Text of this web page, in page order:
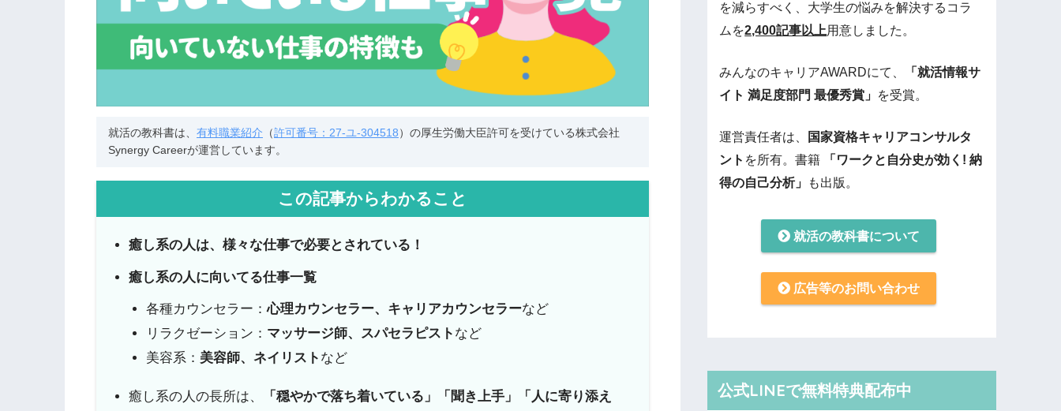
就活の教科書は、 有料職業紹介 （許可番号：27-ユ-304518 ）の厚生労働大臣許可を受けている株式会社
Synergy Careerが運営しています。
この記事からわかること
癒し系の人は、様々な仕事で必要とされている！
癒し系の人に向いてる仕事一覧
各種カウンセラー：心理カウンセラー、キャリアカウンセラーなど
リラクゼーション： マッサージ師、スパセラピスト など
美容系： 美容師、ネイリスト など
癒し系の人の長所は、
「穏やかで落ち着いている」「聞き上手」「人に寄り添え
を減らすべく、大学生の悩みを解決するコラ
ムを2,400記事以上用意しました。
みんなのキャリアAWARDにて、
「就活情報サ
イト 満足度部門 最優秀賞」 を受賞。
運営責任者は、
国家資格キャリアコンサルタ
ント を所有。書籍 「ワークと自分史が効く! 納
得の自己分析」
も出版。
就活の教科書について
広告等のお問い合わせ
公式LINEで無料特典配布中